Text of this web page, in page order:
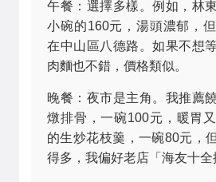
午餐：選擇多樣。例如，林
小碗的160元，湯頭濃郁，
在中山區八德路。如果不想
肉麵也不錯，價格類似。
晚餐：夜市是主角。我推薦
燉排骨，一碗100元，暖胃
的生炒花枝羹，一碗80元，
得多，我偏好老店「海友十全